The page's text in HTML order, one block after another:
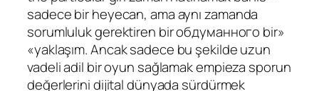
sadece bir heyecan, ama aynı zamanda
sorumluluk gerektiren bir обдуманного bir»
«yaklaşım. Ancak sadece bu şekilde uzun
vadeli adil bir oyun sağlamak empieza sporun
değerlerini dijital dünyada sürdürmek